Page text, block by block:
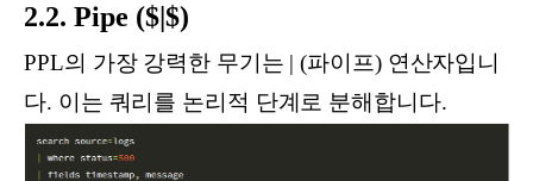
2.2. Pipe ($|$)
PPL의 가장 강력한 무기는 | (파이프) 연산자입니
다. 이는 쿼리를 논리적 단계로 분해합니다.